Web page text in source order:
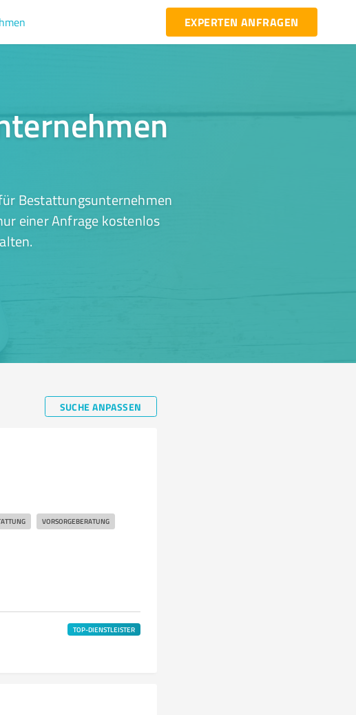
EXPERTEN ANFRAGEN
Bestattungsunternehmen
einer Anfrage kostenlos
SUCHE ANPASSEN
VORSORGEBERATUNG
TOP-DIENSTLEISTER